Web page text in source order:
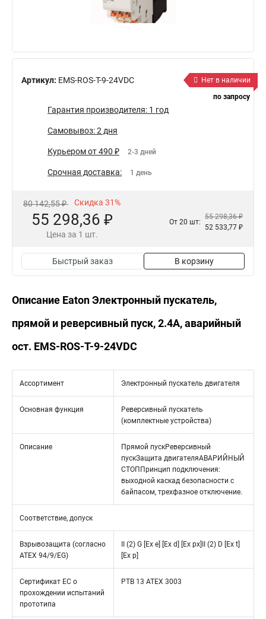
Артикул: EMS-ROS-T-9-24VDC
Нет в наличии
по запросу
Гарантия производителя: 1 год
Самовывоз: 2 дня
Курьером от 490 ₽ 2-3 дней
Срочная доставка: 1 день
80 142,55 ₽ Скидка 31%
55 298,36 ₽
Цена за 1 шт.
От 20 шт:
55 298,36 ₽
52 533,77 ₽
Быстрый заказ В корзину
Описание Eaton Электронный пускатель,
прямой и реверсивный пуск, 2.4А, аварийный
ост. EMS-ROS-T-9-24VDC
Ассортимент Электронный пускатель двигателя
Основная функция
Реверсивный пускатель
(комплектные устройства)
Описание
Прямой пускРеверсивный
пускЗащита двигателяАВАРИЙНЫЙ
СТОППринцип подключения:
выходной каскад безопасности с
байпасом, трехфазное отключение.
Соответствие, допуск
Взрывозащита (согласно
ATEX 94/9/EG)
II (2) G [Ex e] [Ex d] [Ex px]II (2) D [Ex t]
[Ex p]
Сертификат ЕС о
прохождении испытаний
прототипа
PTB 13 ATEX 3003